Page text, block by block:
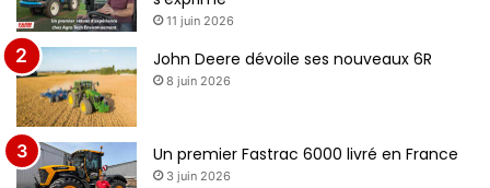
11 juin 2026
John Deere dévoile ses nouveaux 6R
8 juin 2026
Un premier Fastrac 6000 livré en France
3 juin 2026